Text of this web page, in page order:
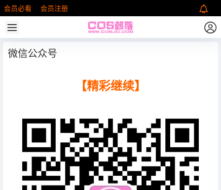
会员必看 会员注册
微信公众号
【精彩继续】